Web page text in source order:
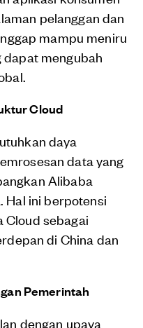
pelanggan dan
mampu meniru
dapat mengubah
Cloud
daya
data yang
Alibaba
Hal ini berpotensi
sebagai
di China dan
Pemerintah
dengan upaya